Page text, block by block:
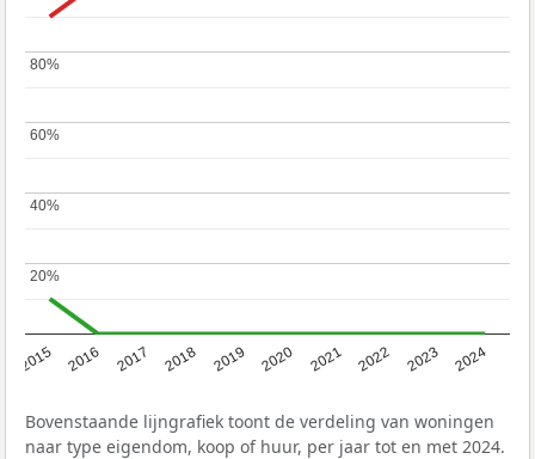
2015 2016 2017 2018 2019 2020 2021 2022 2023 2024
20%
20%
40%
40%
60%
60%
80%
80%
Bovenstaande lijngrafiek toont de verdeling van woningen
naar type eigendom, koop of huur, per jaar tot en met 2024.